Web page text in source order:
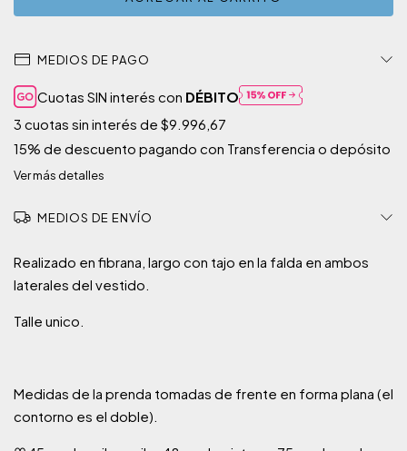
MEDIOS DE PAGO
Cuotas SIN interés con DÉBITO
3 cuotas sin interés de $9.996,67
15% de descuento pagando con Transferencia o depósito
Ver más detalles
MEDIOS DE ENVÍO
Realizado en fibrana, largo con tajo en la falda en ambos
laterales del vestido.
Talle unico.
Medidas de la prenda tomadas de frente en forma plana (el
contorno es el doble).